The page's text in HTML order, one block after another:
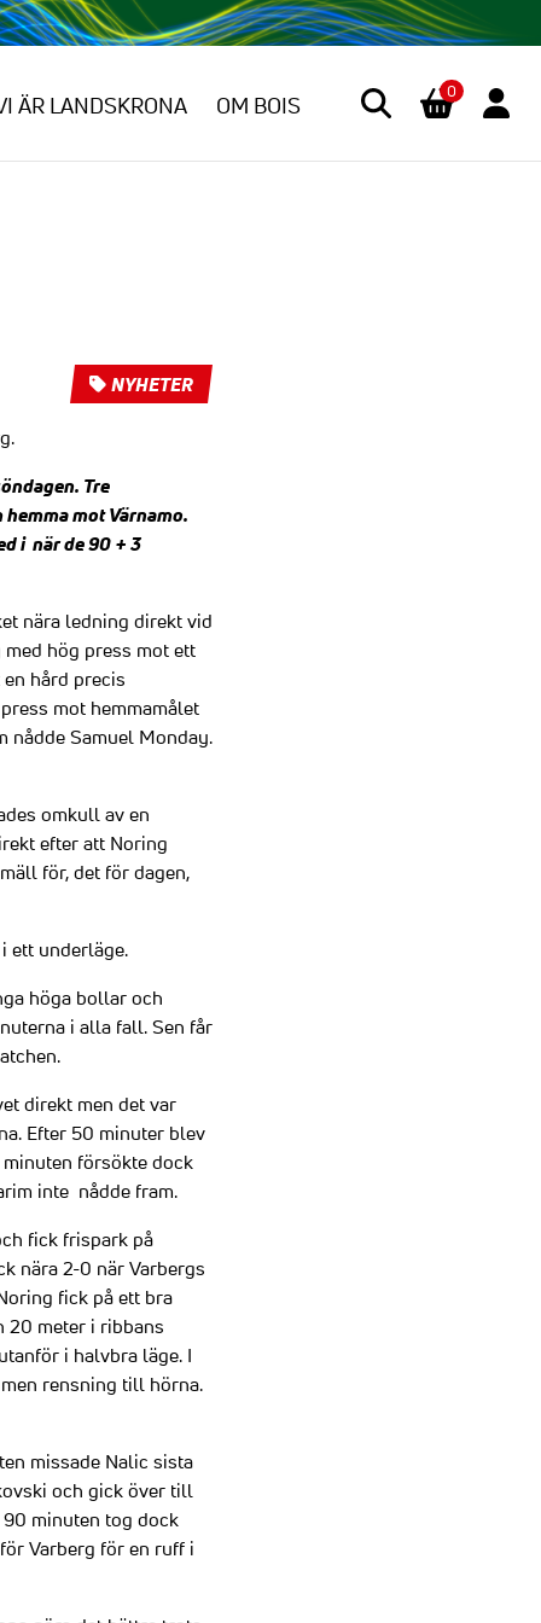
ÄR LANDSKRONA OM BOIS
0
NYHETER
Tre
mot Värnamo.
i när de 90 + 3
nära ledning direkt vid
hög press mot ett
hård precis
mot hemmamålet
nådde Samuel Monday.
omkull av en
efter att Noring
för, det för dagen,
ett underläge.
höga bollar och
i alla fall. Sen får
direkt men det var
Efter 50 minuter blev
försökte dock
inte nådde fram.
fick frispark på
nära 2-0 när Varbergs
fick på ett bra
20 meter i ribbans
i halvbra läge. I
rensning till hörna.
missade Nalic sista
och gick över till
minuten tog dock
Varberg för en ruff i